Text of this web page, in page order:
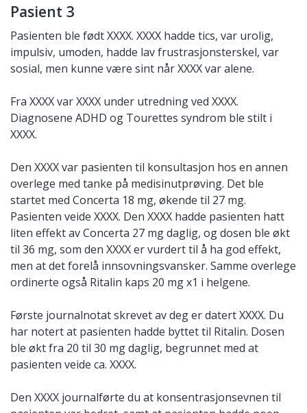
Pasient 3
Pasienten ble født XXXX. XXXX hadde tics, var urolig,
impulsiv, umoden, hadde lav frustrasjonsterskel, var
sosial, men kunne være sint når XXXX var alene.
Fra XXXX var XXXX under utredning ved XXXX.
Diagnosene ADHD og Tourettes syndrom ble stilt i
XXXX.
Den XXXX var pasienten til konsultasjon hos en annen
overlege med tanke på medisinutprøving. Det ble
startet med Concerta 18 mg, økende til 27 mg.
Pasienten veide XXXX. Den XXXX hadde pasienten hatt
liten effekt av Concerta 27 mg daglig, og dosen ble økt
til 36 mg, som den XXXX er vurdert til å ha god effekt,
men at det forelå innsovningsvansker. Samme overlege
ordinerte også Ritalin kaps 20 mg x1 i helgene.
Første journalnotat skrevet av deg er datert XXXX. Du
har notert at pasienten hadde byttet til Ritalin. Dosen
ble økt fra 20 til 30 mg daglig, begrunnet med at
pasienten veide ca. XXXX.
Den XXXX journalførte du at konsentrasjonsevnen til